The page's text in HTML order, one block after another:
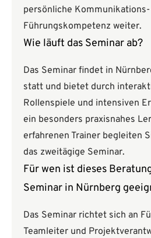
persönliche
Führungskompetenz weiter.
Wie läuft das Seminar ab?
Das Seminar findet in
statt und bietet durch
Rollenspiele und intensiven
ein besonders praxisnahes
erfahrenen Trainer begleiten
das zweitägige Seminar.
Für wen ist dieses
Seminar in Nürnberg
Das Seminar richtet sich an
Teamleiter und